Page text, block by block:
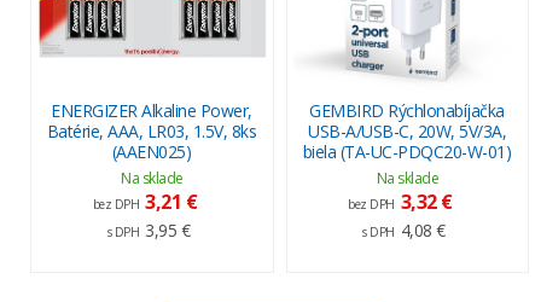
ENERGIZER Alkaline Power,
Batérie, AAA, LR03, 1.5V, 8ks
(AAEN025)
Na sklade
bez DPH 3,21 €
s DPH 3,95 €
GEMBIRD Rýchlonabíjačka
USB-A/USB-C, 20W, 5V/3A,
biela (TA-UC-PDQC20-W-01)
Na sklade
bez DPH 3,32 €
s DPH 4,08 €